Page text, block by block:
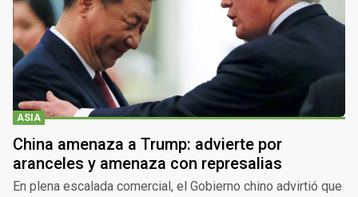
ASIA
China amenaza a Trump: advierte por
aranceles y amenaza con represalias
En plena escalada comercial, el Gobierno chino advirtió que